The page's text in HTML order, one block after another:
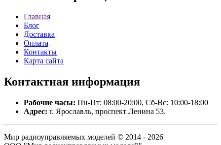
Главная
Блог
Доставка
Оплата
Контакты
Карта сайта
Контактная информация
Рабочие часы: Пн-Пт: 08:00-20:00, Сб-Вс: 10:00-18:00
Адрес: г. Ярославль, проспект Ленина 53.
Мир радиоуправляемых моделей © 2014 - 2026